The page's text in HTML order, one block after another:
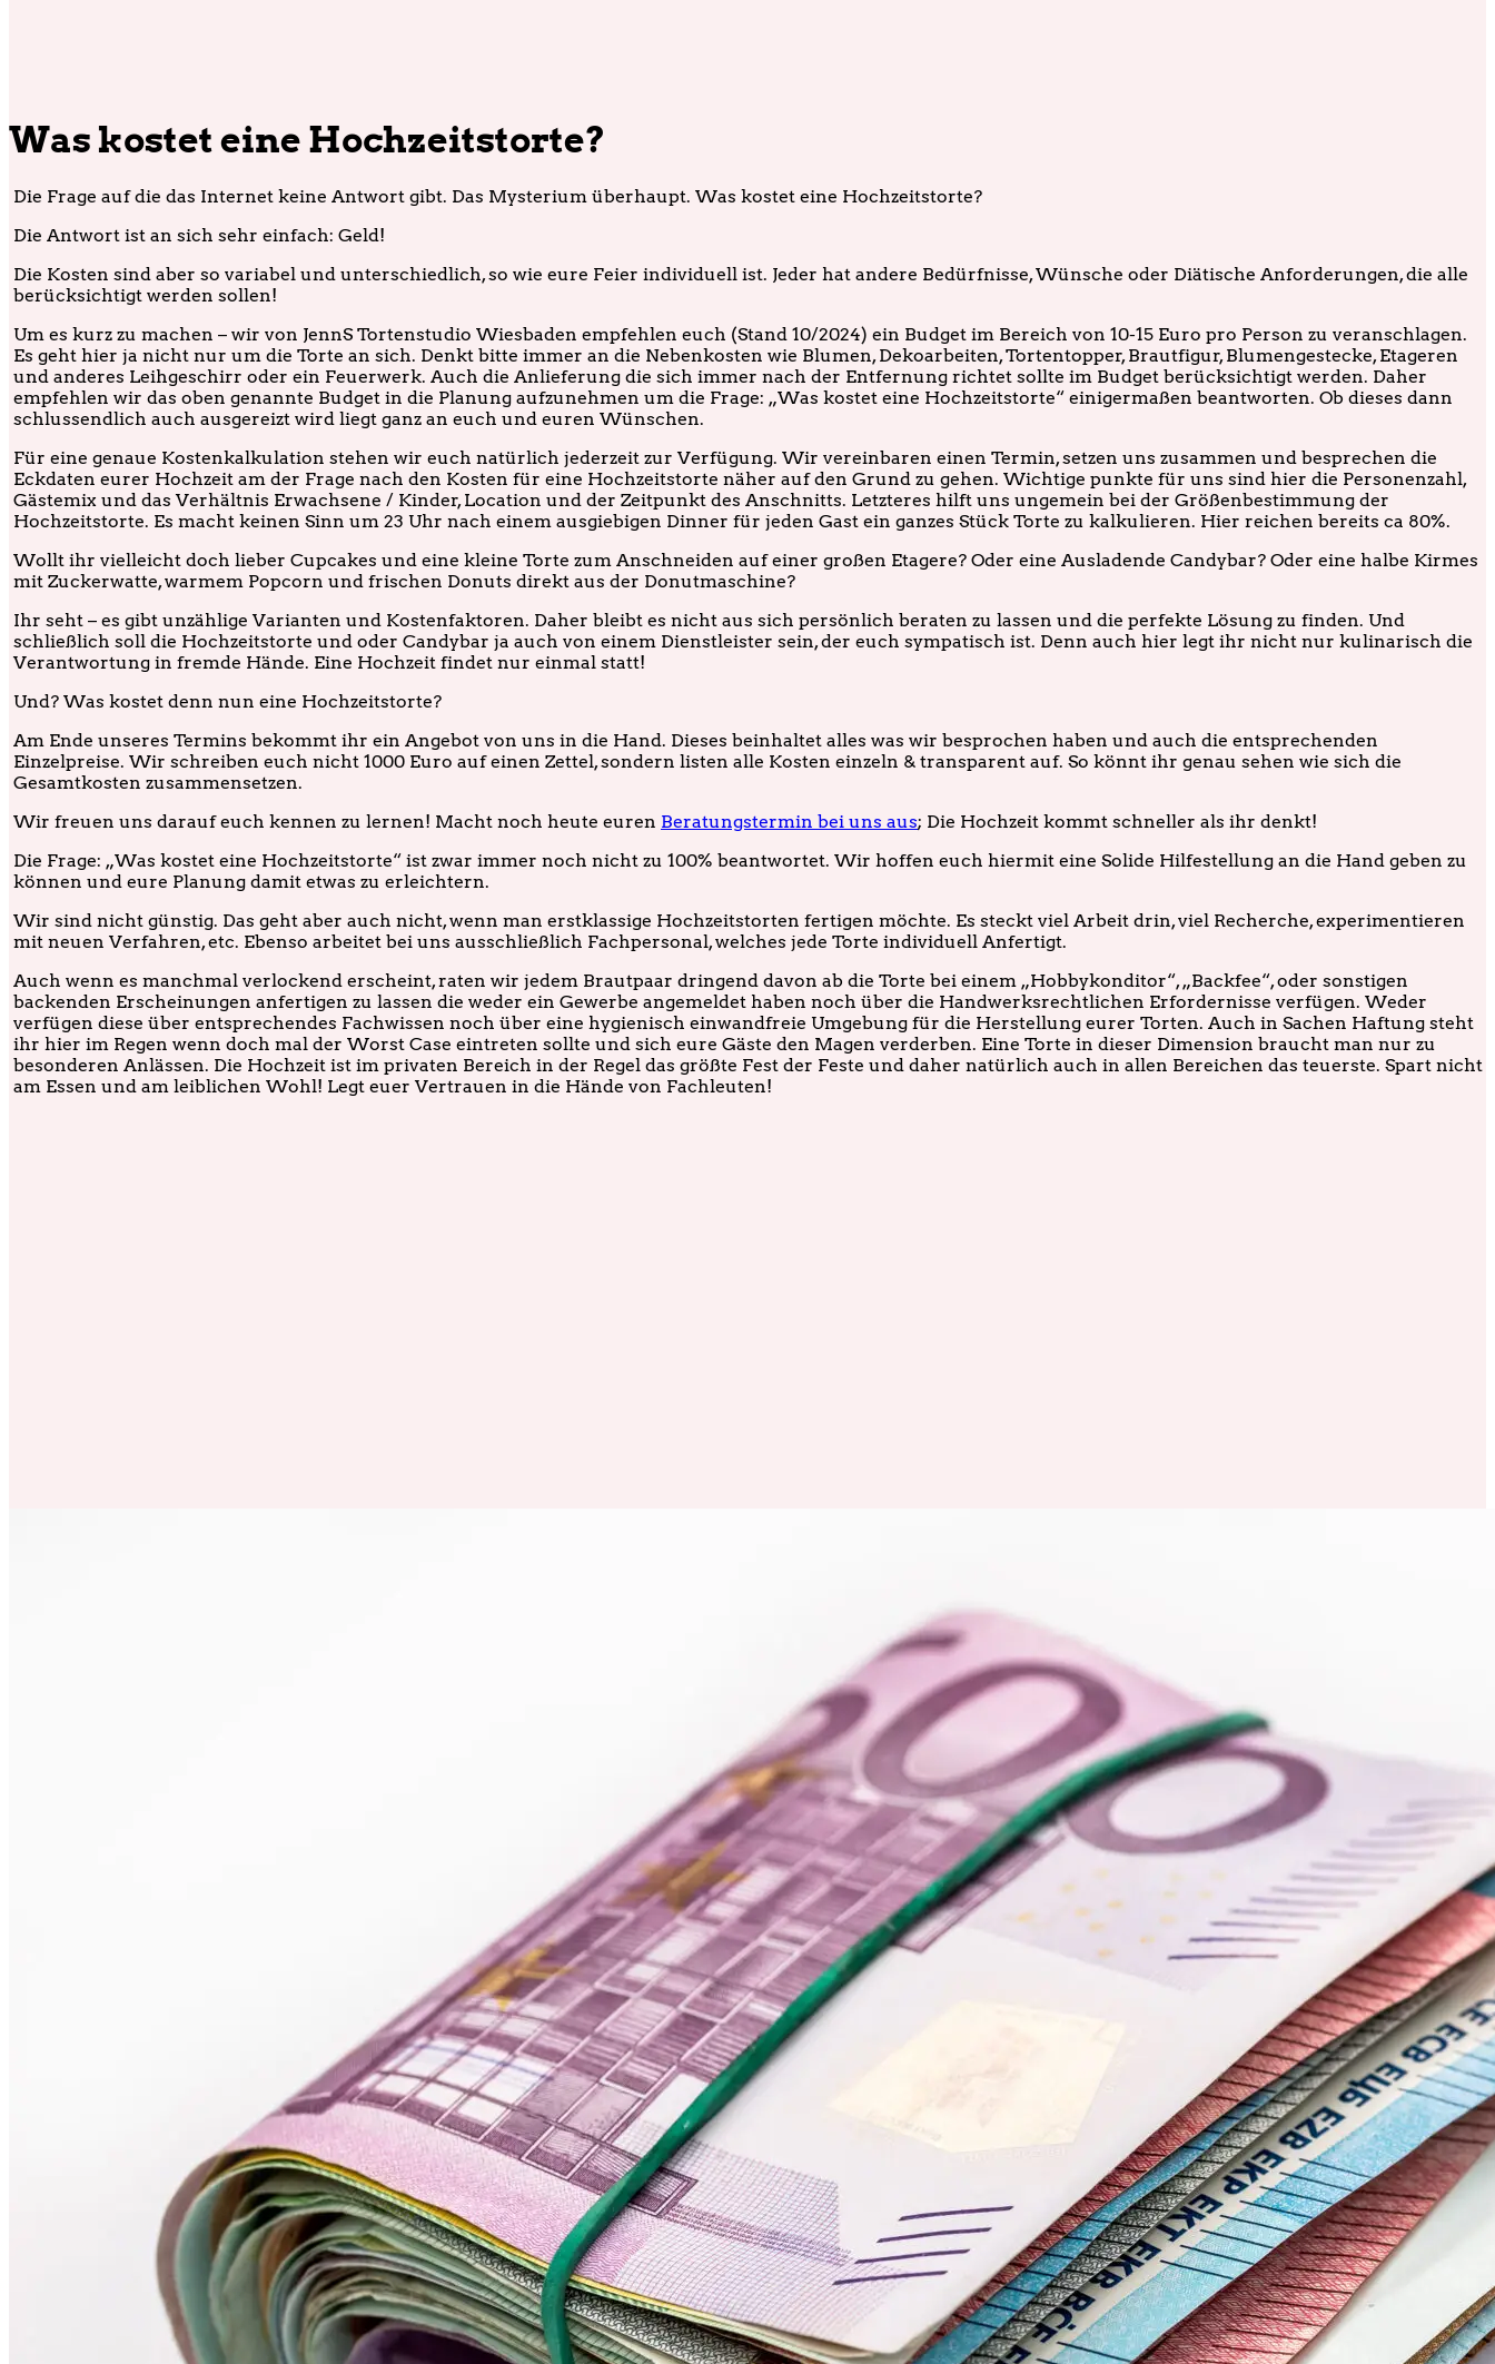
Was kostet eine Hochzeitstorte?
Die Frage auf die das Internet keine Antwort gibt. Das Mysterium überhaupt. Was kostet eine Hochzeitstorte?
Die Antwort ist an sich sehr einfach: Geld!
Die Kosten sind aber so variabel und unterschiedlich, so wie eure Feier individuell ist. Jeder hat andere Bedürfnisse, Wünsche oder Diätische Anforderungen, die alle
berücksichtigt werden sollen!
Um es kurz zu machen – wir von JennS Tortenstudio Wiesbaden empfehlen euch (Stand 10/2024) ein Budget im Bereich von 10-15 Euro pro Person zu veranschlagen.
Es geht hier ja nicht nur um die Torte an sich. Denkt bitte immer an die Nebenkosten wie Blumen, Dekoarbeiten, Tortentopper, Brautfigur, Blumengestecke, Etageren
und anderes Leihgeschirr oder ein Feuerwerk. Auch die Anlieferung die sich immer nach der Entfernung richtet sollte im Budget berücksichtigt werden. Daher
empfehlen wir das oben genannte Budget in die Planung aufzunehmen um die Frage: „Was kostet eine Hochzeitstorte“ einigermaßen beantworten. Ob dieses dann
schlussendlich auch ausgereizt wird liegt ganz an euch und euren Wünschen.
Für eine genaue Kostenkalkulation stehen wir euch natürlich jederzeit zur Verfügung. Wir vereinbaren einen Termin, setzen uns zusammen und besprechen die
Eckdaten eurer Hochzeit am der Frage nach den Kosten für eine Hochzeitstorte näher auf den Grund zu gehen. Wichtige punkte für uns sind hier die Personenzahl,
Gästemix und das Verhältnis Erwachsene / Kinder, Location und der Zeitpunkt des Anschnitts. Letzteres hilft uns ungemein bei der Größenbestimmung der
Hochzeitstorte. Es macht keinen Sinn um 23 Uhr nach einem ausgiebigen Dinner für jeden Gast ein ganzes Stück Torte zu kalkulieren. Hier reichen bereits ca 80%.
Wollt ihr vielleicht doch lieber Cupcakes und eine kleine Torte zum Anschneiden auf einer großen Etagere? Oder eine Ausladende Candybar? Oder eine halbe Kirmes
mit Zuckerwatte, warmem Popcorn und frischen Donuts direkt aus der Donutmaschine?
Ihr seht – es gibt unzählige Varianten und Kostenfaktoren. Daher bleibt es nicht aus sich persönlich beraten zu lassen und die perfekte Lösung zu finden. Und
schließlich soll die Hochzeitstorte und oder Candybar ja auch von einem Dienstleister sein, der euch sympatisch ist. Denn auch hier legt ihr nicht nur kulinarisch die
Verantwortung in fremde Hände. Eine Hochzeit findet nur einmal statt!
Und? Was kostet denn nun eine Hochzeitstorte?
Am Ende unseres Termins bekommt ihr ein Angebot von uns in die Hand. Dieses beinhaltet alles was wir besprochen haben und auch die entsprechenden
Einzelpreise. Wir schreiben euch nicht 1000 Euro auf einen Zettel, sondern listen alle Kosten einzeln & transparent auf. So könnt ihr genau sehen wie sich die
Gesamtkosten zusammensetzen.
Wir freuen uns darauf euch kennen zu lernen! Macht noch heute euren Beratungstermin bei uns aus; Die Hochzeit kommt schneller als ihr denkt!
Die Frage: „Was kostet eine Hochzeitstorte“ ist zwar immer noch nicht zu 100% beantwortet. Wir hoffen euch hiermit eine Solide Hilfestellung an die Hand geben zu
können und eure Planung damit etwas zu erleichtern.
Wir sind nicht günstig. Das geht aber auch nicht, wenn man erstklassige Hochzeitstorten fertigen möchte. Es steckt viel Arbeit drin, viel Recherche, experimentieren
mit neuen Verfahren, etc. Ebenso arbeitet bei uns ausschließlich Fachpersonal, welches jede Torte individuell Anfertigt.
Auch wenn es manchmal verlockend erscheint, raten wir jedem Brautpaar dringend davon ab die Torte bei einem „Hobbykonditor“, „Backfee“, oder sonstigen
backenden Erscheinungen anfertigen zu lassen die weder ein Gewerbe angemeldet haben noch über die Handwerksrechtlichen Erfordernisse verfügen. Weder
verfügen diese über entsprechendes Fachwissen noch über eine hygienisch einwandfreie Umgebung für die Herstellung eurer Torten. Auch in Sachen Haftung steht
ihr hier im Regen wenn doch mal der Worst Case eintreten sollte und sich eure Gäste den Magen verderben. Eine Torte in dieser Dimension braucht man nur zu
besonderen Anlässen. Die Hochzeit ist im privaten Bereich in der Regel das größte Fest der Feste und daher natürlich auch in allen Bereichen das teuerste. Spart nicht
am Essen und am leiblichen Wohl! Legt euer Vertrauen in die Hände von Fachleuten!